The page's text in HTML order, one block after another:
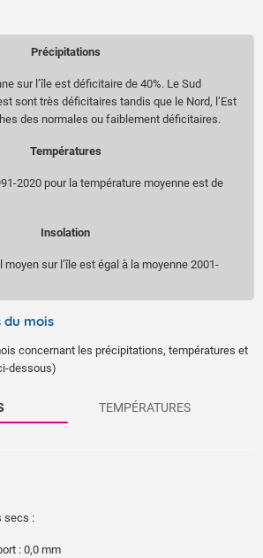
Précipitations
sur l’île est déficitaire de 40%. Le Sud
sont très déficitaires tandis que le Nord, l’Est
des normales ou faiblement déficitaires.
Températures
2020 pour la température moyenne est de
Insolation
moyen sur l’île est égal à la moyenne 2001-
mois
concernant les précipitations, températures et
dessous)
TEMPÉRATURES
secs :
: 0,0 mm